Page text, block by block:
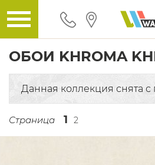
ОБОИ KHROMA
Данная коллекция снята с
Страница 1 2